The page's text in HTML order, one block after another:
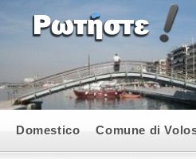
Domestico Comune di